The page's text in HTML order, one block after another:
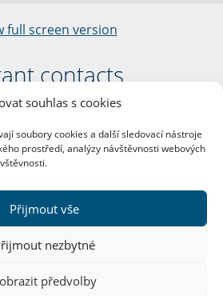
souhlas s cookies
soubory cookies a další sledovací nástroje
prostředí, analýzy návštěvnosti webových
Přijmout vše
nezbytné
předvolby
full screen version
contacts
Faculty of Arts
Jana Palacha 1/2
38 Prague 1
CZ00216208
More contacts